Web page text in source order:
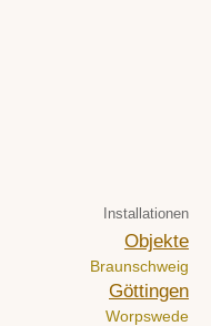
Installationen
Objekte
Braunschweig
Göttingen
Worpswede